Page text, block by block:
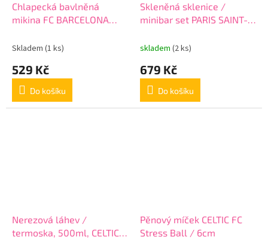
Chlapecká bavlněná
mikina FC BARCELONA
Skladem (1 ks)
529 Kč
Do košíku
Skleněná sklenice /
minibar set PARIS SAINT-
skladem (2 ks)
679 Kč
Do košíku
Nerezová láhev /
termoska, 500ml, CELTIC
Pěnový míček CELTIC FC
Stress Ball / 6cm